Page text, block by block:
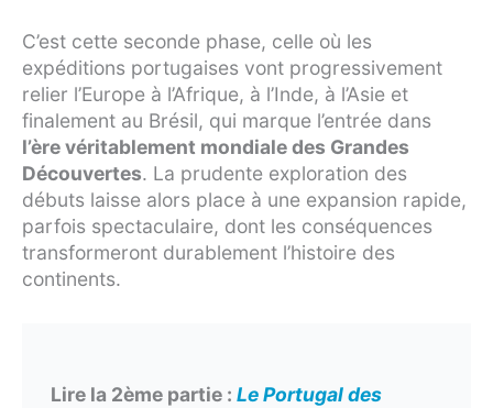
C’est cette seconde phase, celle où les
expéditions portugaises vont progressivement
relier l’Europe à l’Afrique, à l’Inde, à l’Asie et
finalement au Brésil, qui marque l’entrée dans
l’ère véritablement mondiale des Grandes
Découvertes. La prudente exploration des
débuts laisse alors place à une expansion rapide,
parfois spectaculaire, dont les conséquences
transformeront durablement l’histoire des
continents.
Lire la 2ème partie :Le Portugal des